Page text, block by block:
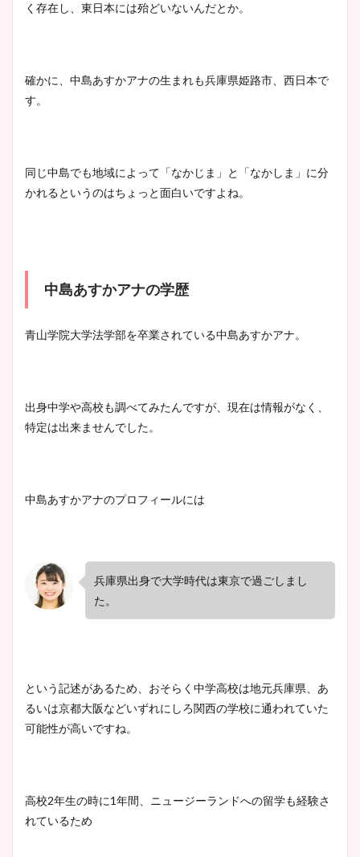
く存在し、東日本には殆どいないんだとか。
確かに、中島あすかアナの生まれも兵庫県姫路市、西日本で
す。
同じ中島でも地域によって「なかじま」と「なかしま」に分
かれるというのはちょっと面白いですよね。
中島あすかアナの学歴
青山学院大学法学部を卒業されている中島あすかアナ。
出身中学や高校も調べてみたんですが、現在は情報がなく、
特定は出来ませんでした。
中島あすかアナのプロフィールには
兵庫県出身で大学時代は東京で過ごしまし
た。
という記述があるため、おそらく中学高校は地元兵庫県、あ
るいは京都大阪などいずれにしろ関西の学校に通われていた
可能性が高いですね。
高校2年生の時に1年間、ニュージーランドへの留学も経験さ
れているため